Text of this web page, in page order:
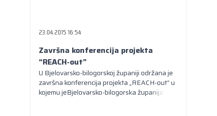
23.04.2015 16:54
Završna konferencija projekta
“REACH-out”
U Bjelovarsko-bilogorskoj županiji održana je
završna konferencija projekta „REACH-out“ u
kojemu jeBjelovarsko-bilogorska županija